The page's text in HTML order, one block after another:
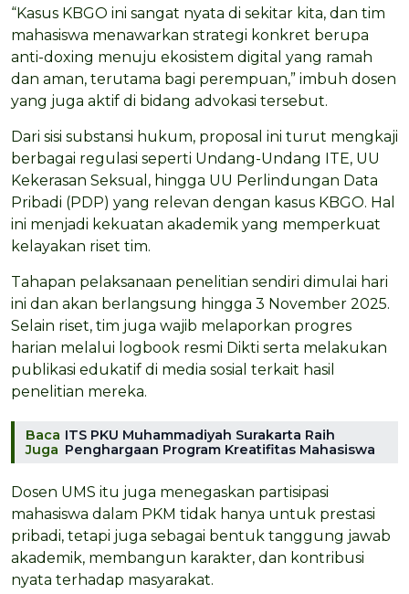
“Kasus KBGO ini sangat nyata di sekitar kita, dan tim
mahasiswa menawarkan strategi konkret berupa
anti-doxing menuju ekosistem digital yang ramah
dan aman, terutama bagi perempuan,” imbuh dosen
yang juga aktif di bidang advokasi tersebut.
Dari sisi substansi hukum, proposal ini turut mengkaji
berbagai regulasi seperti Undang-Undang ITE, UU
Kekerasan Seksual, hingga UU Perlindungan Data
Pribadi (PDP) yang relevan dengan kasus KBGO. Hal
ini menjadi kekuatan akademik yang memperkuat
kelayakan riset tim.
Tahapan pelaksanaan penelitian sendiri dimulai hari
ini dan akan berlangsung hingga 3 November 2025.
Selain riset, tim juga wajib melaporkan progres
harian melalui logbook resmi Dikti serta melakukan
publikasi edukatif di media sosial terkait hasil
penelitian mereka.
Baca
Juga
ITS PKU Muhammadiyah Surakarta Raih
Penghargaan Program Kreatifitas Mahasiswa
Dosen UMS itu juga menegaskan partisipasi
mahasiswa dalam PKM tidak hanya untuk prestasi
pribadi, tetapi juga sebagai bentuk tanggung jawab
akademik, membangun karakter, dan kontribusi
nyata terhadap masyarakat.